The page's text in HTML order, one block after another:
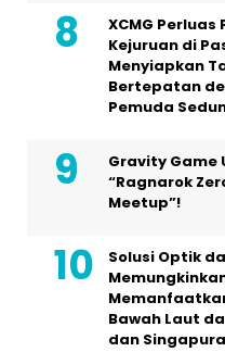
XCMG
Kejuruan di
Menyiapkan
Bertepatan
Pemuda
Gravity Game
“Ragnarok
Meetup”!
Solusi Optik
Bawah Laut
dan Singapura